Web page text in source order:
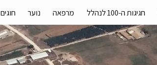
חגיגות ה-100 לנהלל מרפאה נוער חוגים